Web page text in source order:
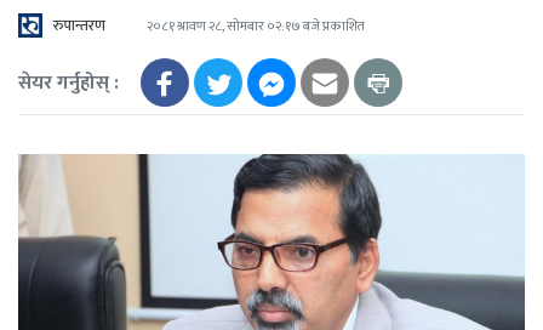
रुपान्तरण २०८१ श्रावण २८, सोमबार ०२:१७ बजे प्रकाशित
सेयर गर्नुहोस् :